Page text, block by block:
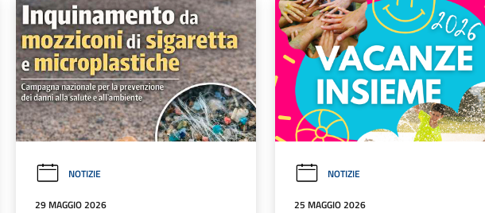
NOTIZIE
29 MAGGIO 2026
NOTIZIE
25 MAGGIO 2026